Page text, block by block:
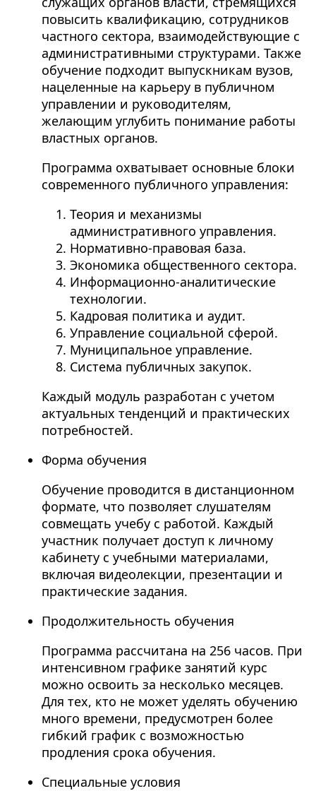
повысить квалификацию, сотрудников
частного сектора, взаимодействующие с
административными структурами. Также
обучение подходит выпускникам вузов,
нацеленные на карьеру в публичном
управлении и руководителям,
желающим углубить понимание работы
властных органов.
Программа охватывает основные блоки
современного публичного управления:
Теория и механизмы
административного управления.
Нормативно-правовая база.
Экономика общественного сектора.
Информационно-аналитические
технологии.
Кадровая политика и аудит.
Управление социальной сферой.
Муниципальное управление.
Система публичных закупок.
Каждый модуль разработан с учетом
актуальных тенденций и практических
потребностей.
Форма обучения
Обучение проводится в дистанционном
формате, что позволяет слушателям
совмещать учебу с работой. Каждый
участник получает доступ к личному
кабинету с учебными материалами,
включая видеолекции, презентации и
практические задания.
Продолжительность обучения
Программа рассчитана на 256 часов. При
интенсивном графике занятий курс
можно освоить за несколько месяцев.
Для тех, кто не может уделять обучению
много времени, предусмотрен более
гибкий график с возможностью
продления срока обучения.
Специальные условия